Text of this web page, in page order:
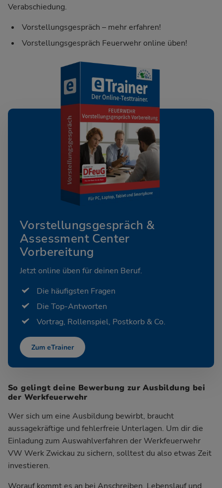
Verabschiedung.
Vorstellungsgespräch – mehr erfahren!
Vorstellungsgespräch Feuerwehr online üben!
Vorstellungsgespräch &
Assessment Center
Vorbereitung
Jetzt online üben für deinen Beruf.
Die häufigsten Fragen
Die Top-Antworten
Vortrag, Rollenspiel, Postkorb & Co.
Zum eTrainer
So gelingt deine Bewerbung zur Ausbildung bei
der Werkfeuerwehr
Wer sich um eine Ausbildung bewirbt, braucht
aussagekräftige und fehlerfreie Unterlagen. Um dir die
Einladung zum Auswahlverfahren der Werkfeuerwehr
VW Werk Zwickau zu sichern, solltest du also etwas Zeit
investieren.